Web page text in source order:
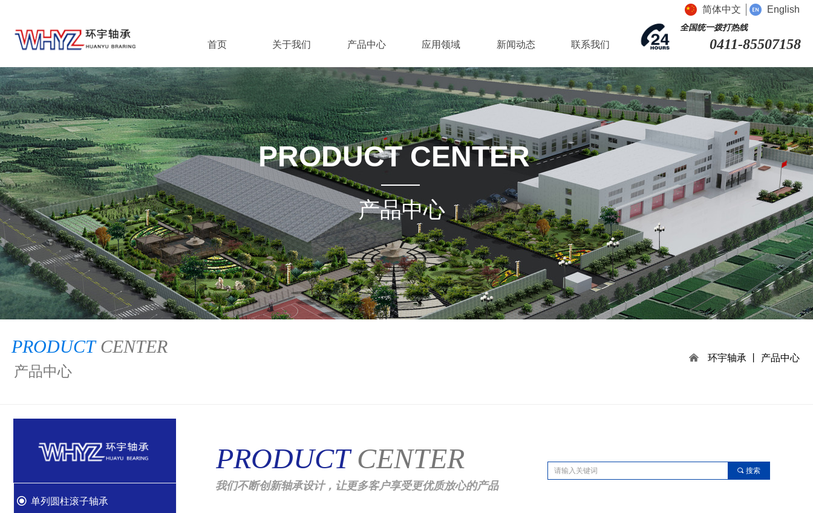
简体中文 English
全国统一拨打热线
0411-85507158
首页
首页
关于我们
关于我们
产品中心
产品中心
应用领域
应用领域
新闻动态
新闻动态
联系我们
联系我们
끠 搜索
PRODUCTCENTER
我们不断创新轴承设计，让更多客户享受更优质放心的产品
끧 单列圆柱滚子轴承
产品中心
PRODUCT CENTER
낀 环宇轴承 丨 产品中心
产品中心
PRODUCT CENTER